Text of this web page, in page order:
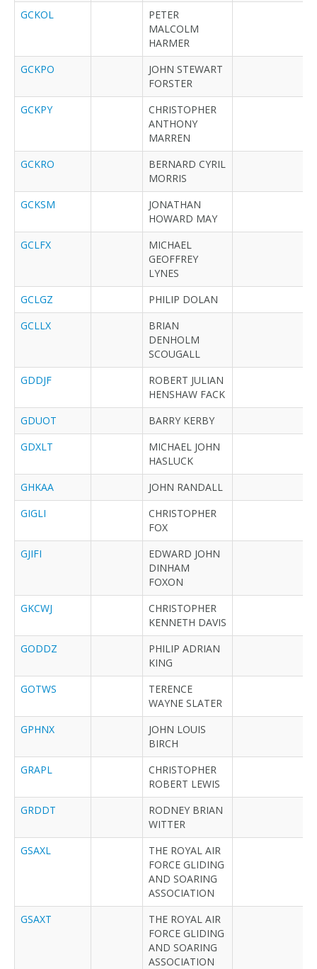
GCKOL
PETER
MALCOLM
HARMER
GCKPO
JOHN STEWART
FORSTER
GCKPY
CHRISTOPHER
ANTHONY
MARREN
GCKRO
BERNARD CYRIL
MORRIS
GCKSM
JONATHAN
HOWARD MAY
GCLFX
MICHAEL
GEOFFREY
LYNES
GCLGZ
PHILIP DOLAN
GCLLX
BRIAN
DENHOLM
SCOUGALL
GDDJF
ROBERT JULIAN
HENSHAW FACK
GDUOT
BARRY KERBY
GDXLT
MICHAEL JOHN
HASLUCK
GHKAA
JOHN RANDALL
GIGLI
CHRISTOPHER
FOX
GJIFI
EDWARD JOHN
DINHAM
FOXON
GKCWJ
CHRISTOPHER
KENNETH DAVIS
GODDZ
PHILIP ADRIAN
KING
GOTWS
TERENCE
WAYNE SLATER
GPHNX
JOHN LOUIS
BIRCH
GRAPL
CHRISTOPHER
ROBERT LEWIS
GRDDT
RODNEY BRIAN
WITTER
GSAXL
THE ROYAL AIR
FORCE GLIDING
AND SOARING
ASSOCIATION
GSAXT
THE ROYAL AIR
FORCE GLIDING
AND SOARING
ASSOCIATION